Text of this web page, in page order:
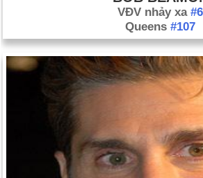
VĐV nhảy xa #6
Queens #107